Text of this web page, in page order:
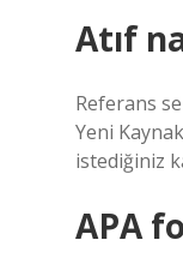
Atıf
Referans
Yeni
istediğiniz
APA